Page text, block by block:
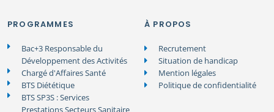
PROGRAMMES
Bac+3 Responsable du
Développement des Activités
Chargé d'Affaires Santé
BTS Diététique
BTS SP3S : Services
Prestations Secteurs Sanitaire
À PROPOS
Recrutement
Situation de handicap
Mention légales
Politique de confidentialité